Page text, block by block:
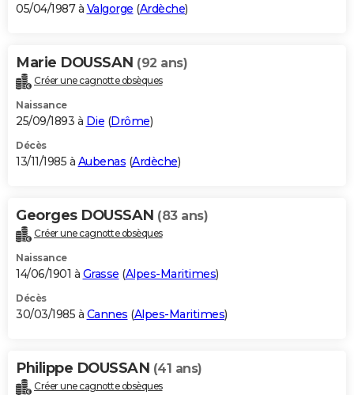
05/04/1987 à Valgorge (Ardèche)
Marie DOUSSAN (92 ans)
Créer une cagnotte obsèques
Naissance
25/09/1893 à Die (Drôme)
Décès
13/11/1985 à Aubenas (Ardèche)
Georges DOUSSAN (83 ans)
Créer une cagnotte obsèques
Naissance
14/06/1901 à Grasse (Alpes-Maritimes)
Décès
30/03/1985 à Cannes (Alpes-Maritimes)
Philippe DOUSSAN (41 ans)
Créer une cagnotte obsèques